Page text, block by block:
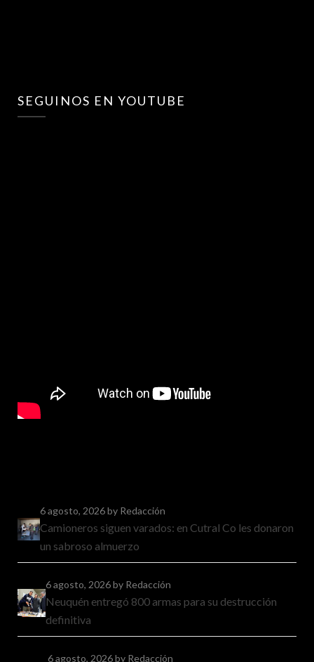
SEGUINOS EN YOUTUBE
6 agosto, 2026by Redacción
Camioneros siguen varados: en Cutral Co les donaron
un sabroso almuerzo
6 agosto, 2026by Redacción
Neuquén entregó 800 armas para su destrucción
definitiva
6 agosto, 2026by Redacción